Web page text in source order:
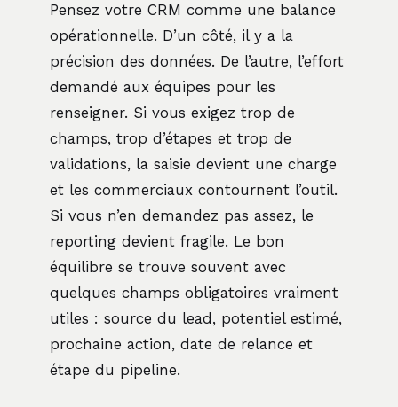
Pensez votre CRM comme une balance
opérationnelle. D’un côté, il y a la
précision des données. De l’autre, l’effort
demandé aux équipes pour les
renseigner. Si vous exigez trop de
champs, trop d’étapes et trop de
validations, la saisie devient une charge
et les commerciaux contournent l’outil.
Si vous n’en demandez pas assez, le
reporting devient fragile. Le bon
équilibre se trouve souvent avec
quelques champs obligatoires vraiment
utiles : source du lead, potentiel estimé,
prochaine action, date de relance et
étape du pipeline.